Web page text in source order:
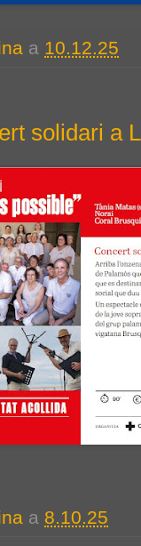
a 10.12.25
solidari a
a 8.10.25